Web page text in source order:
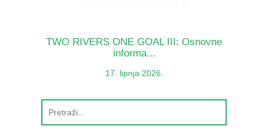
TWO RIVERS ONE GOAL III: Osnovne
informa...
17. lipnja 2026.